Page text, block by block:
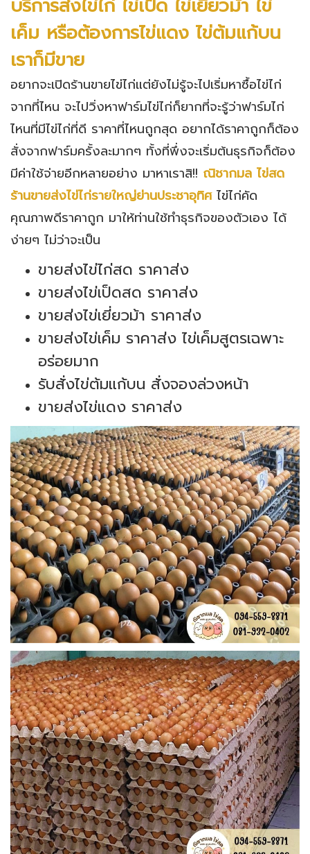
บริการส่งไข่ไก่ ไข่เป็ด ไข่เยี่ยวม้า ไข่
เค็ม หรือต้องการไข่แดง ไข่ต้มแก้บน
เราก็มีขาย
อยากจะเปิดร้านขายไข่ไก่แต่ยังไม่รู้จะไปเริ่มหาซื้อไข่ไก่
จากที่ไหน จะไปวิ่งหาฟาร์มไข่ไก่ก็ยากที่จะรู้ว่าฟาร์มไก่
ไหนที่มีไข่ไก่ที่ดี ราคาที่ไหนถูกสุด อยากได้ราคาถูกก็ต้อง
สั่งจากฟาร์มครั้งละมากๆ ทั้งที่พึ่งจะเริ่มต้นธุรกิจก็ต้อง
มีค่าใช้จ่ายอีกหลายอย่าง มาหาเราสิ!! ณิชากมล ไข่สด
ร้านขายส่งไข่ไก่รายใหญ่ย่านประชาอุทิศ ไข่ไก่คัด
คุณภาพดีราคาถูก มาให้ท่านใช้ทำธุรกิจของตัวเอง ได้
ง่ายๆ ไม่ว่าจะเป็น
ขายส่งไข่ไก่สด ราคาส่ง
ขายส่งไข่เป็ดสด ราคาส่ง
ขายส่งไข่เยี่ยวม้า ราคาส่ง
ขายส่งไข่เค็ม ราคาส่ง ไข่เค็มสูตรเฉพาะ
อร่อยมาก
รับสั่งไข่ต้มแก้บน สั่งจองล่วงหน้า
ขายส่งไข่แดง ราคาส่ง